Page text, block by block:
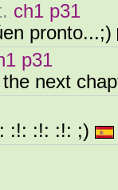
ch1 p31
pronto...;)
p31
next
:!: :!: :!: ;)